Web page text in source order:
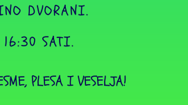
DVORANI.
16:30 SATI.
PLESA I VESELJA!